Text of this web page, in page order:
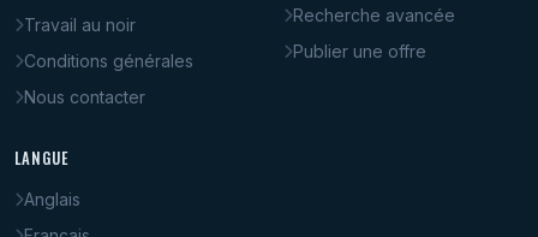
Travail au noir
Conditions générales
Nous contacter
Recherche avancée
Publier une offre
LANGUE
Anglais